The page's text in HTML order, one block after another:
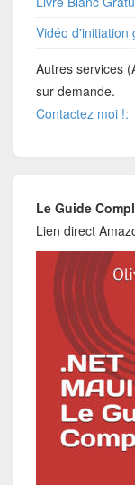
Vidéo d'initiation
Autres services
sur demande.
Contactez moi !:
Le Guide
Lien direct